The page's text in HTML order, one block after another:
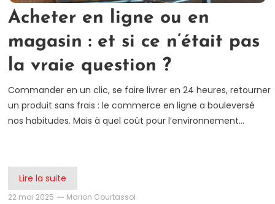
Acheter en ligne ou en
magasin : et si ce n’était pas
la vraie question ?
Commander en un clic, se faire livrer en 24 heures, retourner
un produit sans frais : le commerce en ligne a bouleversé
nos habitudes. Mais à quel coût pour l’environnement…
Lire la suite
22 mai 2025 Marion Courtassol